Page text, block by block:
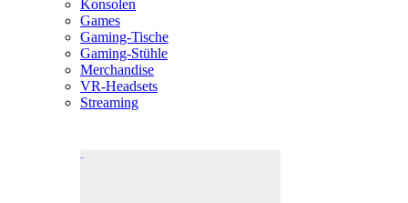
Konsolen
Games
Gaming-Tische
Gaming-Stühle
Merchandise
VR-Headsets
Streaming